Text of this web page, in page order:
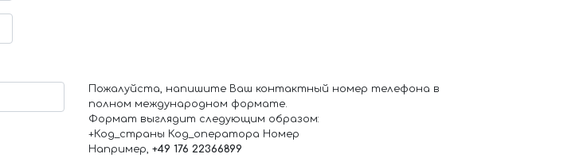
Пожалуйста, напишите Ваш контактный номер телефона в
полном международном формате.
Формат выглядит следующим образом:
+Код_страны Код_оператора Номер
Например, +49 176 22366899